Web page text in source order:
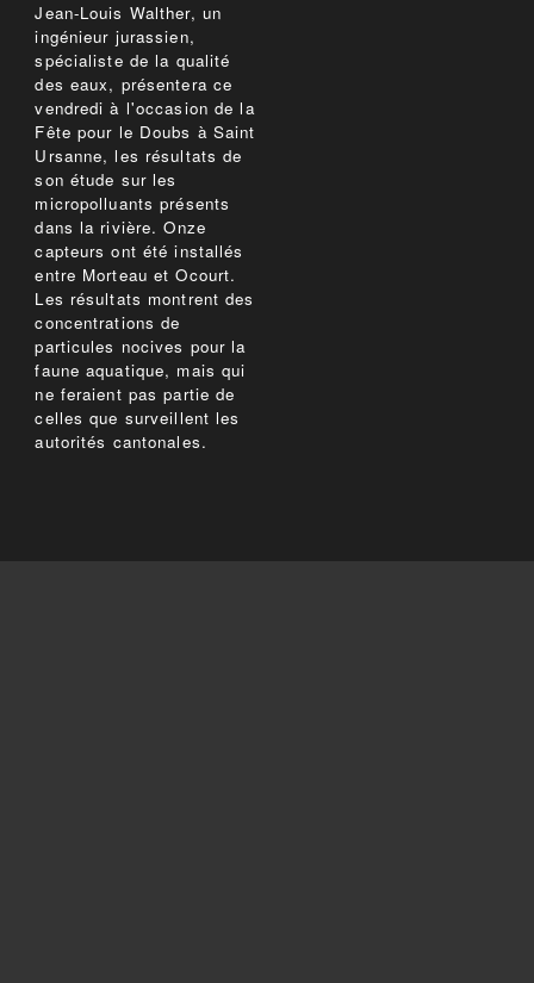
Jean-Louis Walther, un
ingénieur jurassien,
spécialiste de la qualité
des eaux, présentera ce
vendredi à l'occasion de la
Fête pour le Doubs à Saint
Ursanne, les résultats de
son étude sur les
micropolluants présents
dans la rivière. Onze
capteurs ont été installés
entre Morteau et Ocourt.
Les résultats montrent des
concentrations de
particules nocives pour la
faune aquatique, mais qui
ne feraient pas partie de
celles que surveillent les
autorités cantonales.